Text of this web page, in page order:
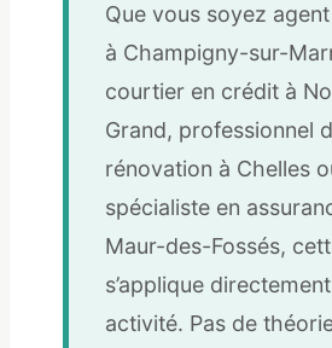
Que vous soyez
à Champigny-sur-
courtier en crédit à
Grand, professionnel
rénovation à Chelles
spécialiste en
Maur-des-Fossés,
s’applique
activité. Pas de